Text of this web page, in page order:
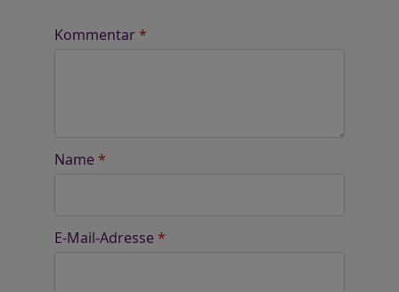
Kommentar*
Name *
E-Mail-Adresse *